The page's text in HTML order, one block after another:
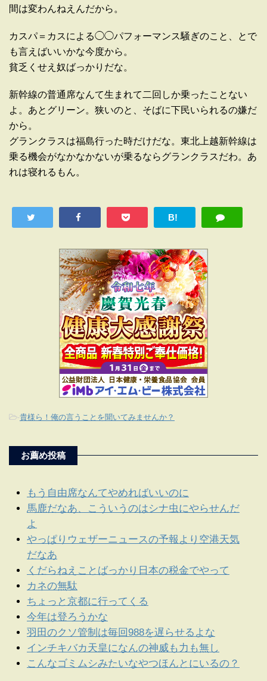
間は変わんねえんだから。
カスパ＝カスによる◯◯パフォーマンス騒ぎのこと、とで
も言えばいいかな今度から。
貧乏くせえ奴ばっかりだな。
新幹線の普通席なんて生まれて二回しか乗ったことない
よ。あとグリーン。狭いのと、そばに下民いられるの嫌だ
から。
グランクラスは福島行った時だけだな。東北上越新幹線は
乗る機会がなかなかないが乗るならグランクラスだわ。あ
れは寝れるもん。
B!
-貴様ら！俺の言うことを聞いてみませんか？
お薦め投稿
もう自由席なんてやめればいいのに
馬鹿だなあ、こういうのはシナ虫にやらせんだ
よ
やっぱりウェザーニュースの予報より空港天気
だなあ
くだらねえことばっかり日本の税金でやって
カネの無駄
ちょっと京都に行ってくる
今年は登ろうかな
羽田のクソ管制は毎回988を遅らせるよな
インチキバカ天皇になんの神威も力も無し
こんなゴミムシみたいなやつほんとにいるの？